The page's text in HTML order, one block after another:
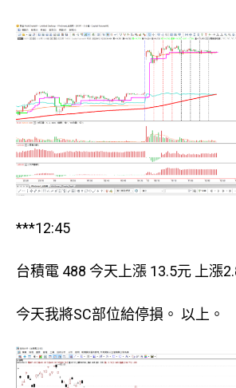
***12:45
台積電 488 今天上漲 13.5元 上漲
今天我將SC部位給停損。 以上。